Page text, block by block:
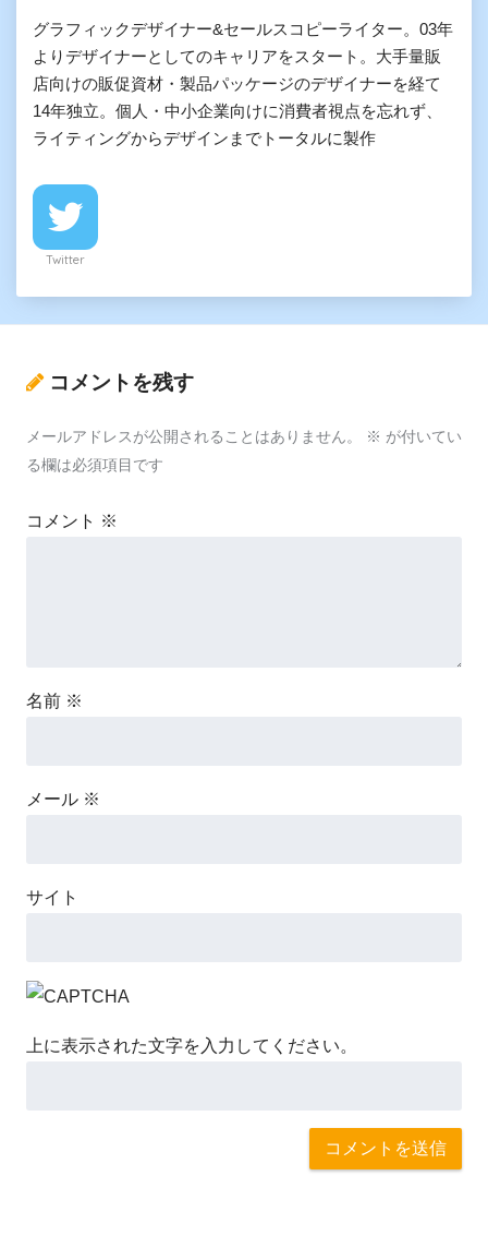
グラフィックデザイナー&セールスコピーライター。03年
よりデザイナーとしてのキャリアをスタート。大手量販
店向けの販促資材・製品パッケージのデザイナーを経て
14年独立。個人・中小企業向けに消費者視点を忘れず、
ライティングからデザインまでトータルに製作
Twitter
コメントを残す
メールアドレスが公開されることはありません。 ※ が付いてい
る欄は必須項目です
コメント ※
名前 ※
メール ※
サイト
上に表示された文字を入力してください。